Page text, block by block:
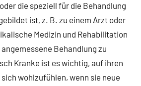
die speziell für die Behandlung
ist, z. B. zu einem Arzt oder
Medizin und Rehabilitation
Behandlung zu
Kranke ist es wichtig, auf ihren
wohlzufühlen, wenn sie neue